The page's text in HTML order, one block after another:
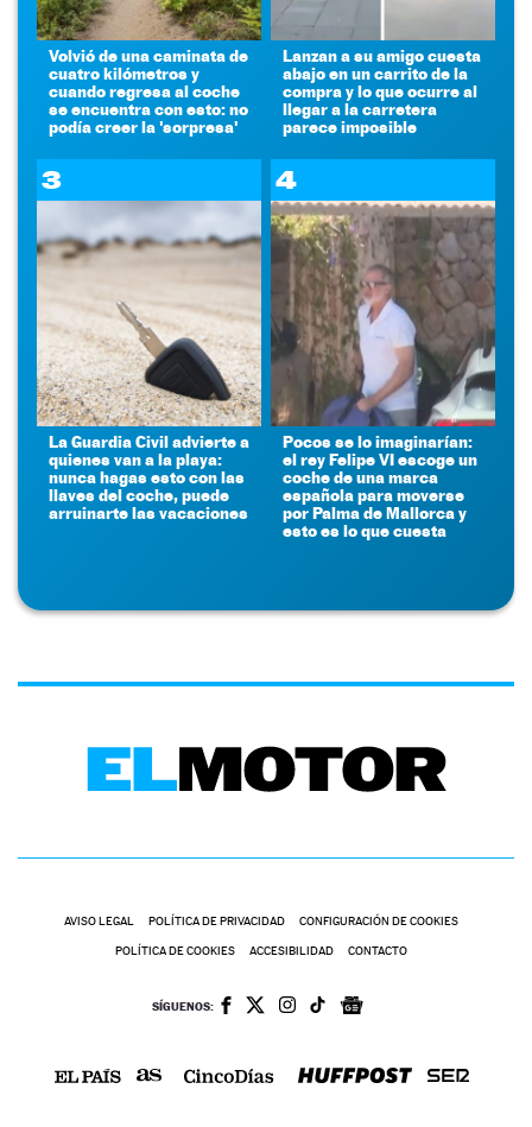
Volvió de una caminata de
cuatro kilómetros y
cuando regresa al coche
se encuentra con esto: no
podía creer la 'sorpresa'
Lanzan a su amigo cuesta
abajo en un carrito de la
compra y lo que ocurre al
llegar a la carretera
parece imposible
3
La Guardia Civil advierte a
quienes van a la playa:
nunca hagas esto con las
llaves del coche, puede
arruinarte las vacaciones
4
Pocos se lo imaginarían:
el rey Felipe VI escoge un
coche de una marca
española para moverse
por Palma de Mallorca y
esto es lo que cuesta
AVISO LEGAL POLÍTICA DE PRIVACIDAD CONFIGURACIÓN DE COOKIES
POLÍTICA DE COOKIES ACCESIBILIDAD CONTACTO
SÍGUENOS: